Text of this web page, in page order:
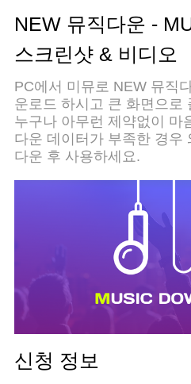
면 배터리 수명이나 과열
즐길 수 있습니다. MEmu
서 앱을 쉽게 사용할 수 있
NEW 뮤직다운 -
스크린샷 & 비디오
PC에서 미뮤로 NEW 뮤직
운로드 하시고 큰 화면으로
누구나 아무런 제약없이 마
다운 데이터가 부족한 경우
다운 후 사용하세요.
신청 정보